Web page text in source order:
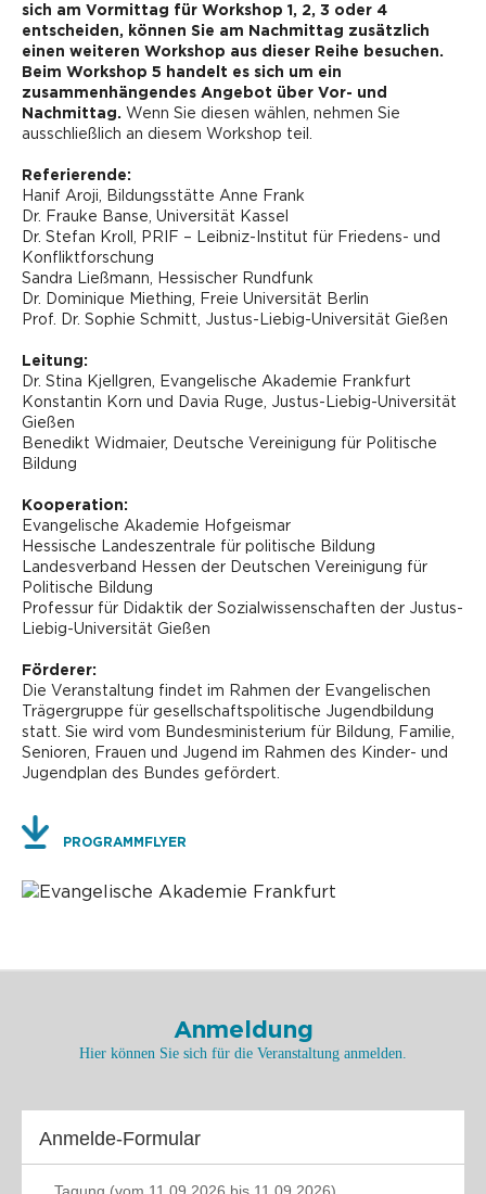
sich am Vormittag für Workshop 1, 2, 3 oder 4
entscheiden, können Sie am Nachmittag zusätzlich
einen weiteren Workshop aus dieser Reihe besuchen.
Beim Workshop 5 handelt es sich um ein
zusammenhängendes Angebot über Vor- und
Nachmittag. Wenn Sie diesen wählen, nehmen Sie
ausschließlich an diesem Workshop teil.
Referierende:
Hanif Aroji, Bildungsstätte Anne Frank
Dr. Frauke Banse, Universität Kassel
Dr. Stefan Kroll, PRIF – Leibniz-Institut für Friedens- und
Konfliktforschung
Sandra Ließmann, Hessischer Rundfunk
Dr. Dominique Miething, Freie Universität Berlin
Prof. Dr. Sophie Schmitt, Justus-Liebig-Universität Gießen
Leitung:
Dr. Stina Kjellgren, Evangelische Akademie Frankfurt
Konstantin Korn und Davia Ruge, Justus-Liebig-Universität
Gießen
Benedikt Widmaier, Deutsche Vereinigung für Politische
Bildung
Kooperation:
Evangelische Akademie Hofgeismar
Hessische Landeszentrale für politische Bildung
Landesverband Hessen der Deutschen Vereinigung für
Politische Bildung
Professur für Didaktik der Sozialwissenschaften der Justus-
Liebig-Universität Gießen
Förderer:
Die Veranstaltung findet im Rahmen der Evangelischen
Trägergruppe für gesellschaftspolitische Jugendbildung
statt. Sie wird vom Bundesministerium für Bildung, Familie,
Senioren, Frauen und Jugend im Rahmen des Kinder- und
Jugendplan des Bundes gefördert.
PROGRAMMFLYER
Anmeldung
Hier können Sie sich für die Veranstaltung anmelden.